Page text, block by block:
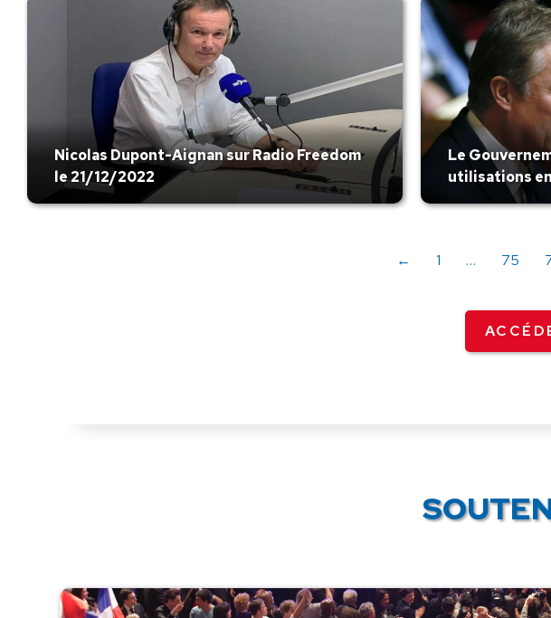
Nicolas Dupont-Aignan sur Radio Freedom
le 21/12/2022
Le
utilisations
← 1 … 75